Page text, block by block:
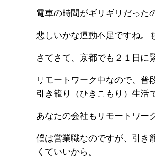
電車の時間がギリギリだった
悲しいかな運動不足ですね。
さてさて、京都でも２１日に
リモートワーク中なので、
引き籠り（ひきこもり）生活
あなたの会社もリモートワー
僕は営業職なのですが、引き
くていいから。